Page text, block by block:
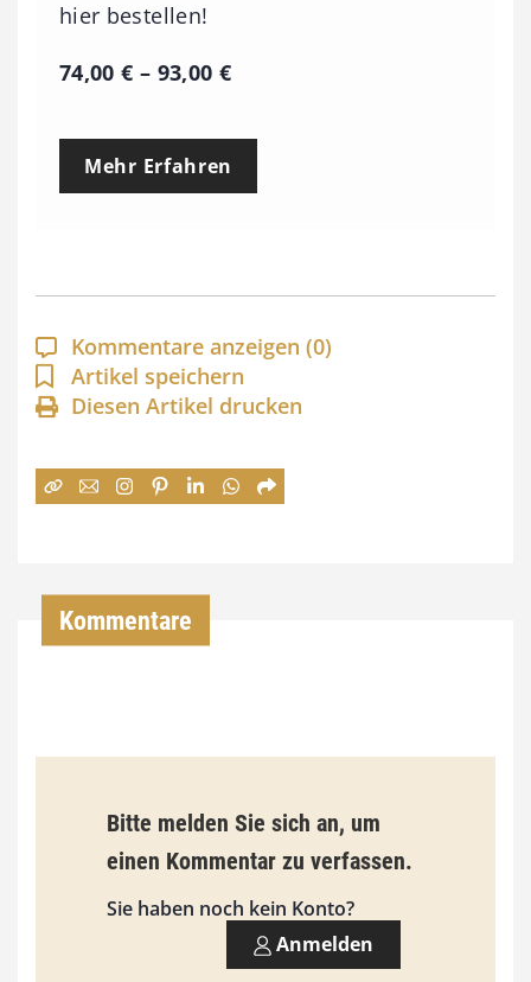
hier bestellen!
74,00€ – 93,00 €P
e
p
a
n
n
:
€
i
s
9
Mehr Erfahren
Kommentare anzeigen (0)
Artikel speichern
Diesen Artikel drucken
Kommentare
Bitte melden Sie sich an, um
einen Kommentar zu verfassen.
Sie haben noch kein Konto?
Anmelden